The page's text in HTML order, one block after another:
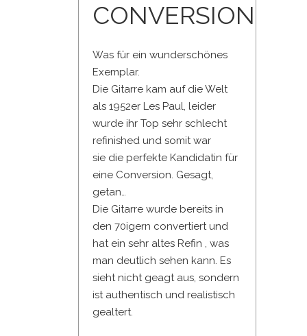
CONVERSION
Was für ein wunderschönes
Exemplar.
Die Gitarre kam auf die Welt
als 1952er Les Paul, leider
wurde ihr Top sehr schlecht
refinished und somit war
sie die perfekte Kandidatin für
eine Conversion. Gesagt,
getan…
Die Gitarre wurde bereits in
den 70igern convertiert und
hat ein sehr altes Refin , was
man deutlich sehen kann. Es
sieht nicht geagt aus, sondern
ist authentisch und realistisch
gealtert.